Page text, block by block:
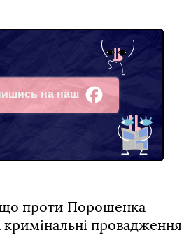
на наш
що проти Порошенка
провадження